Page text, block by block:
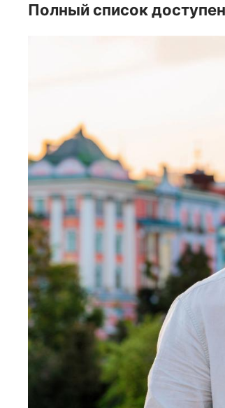
Полный список